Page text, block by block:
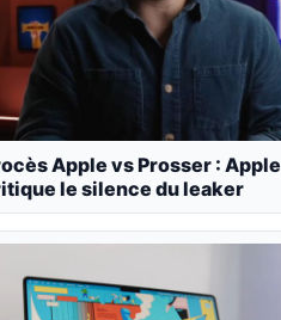
Apple vs Prosser : Apple
le silence du leaker